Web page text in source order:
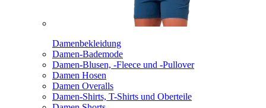
Damenbekleidung
Damen-Bademode
Damen-Blusen, -Fleece und -Pullover
Damen Hosen
Damen Overalls
Damen-Shirts, T-Shirts und Oberteile